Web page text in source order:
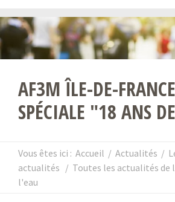
AF3M ÎLE-DE-
SPÉCIALE "18 ANS
Vous êtes ici : Accueil / Actualités /
actualités / Toutes les actualités de
l'eau